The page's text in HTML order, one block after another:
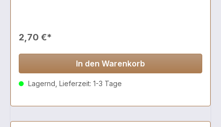
2,70 €*
In den Warenkorb
Lagernd, Lieferzeit: 1-3 Tage